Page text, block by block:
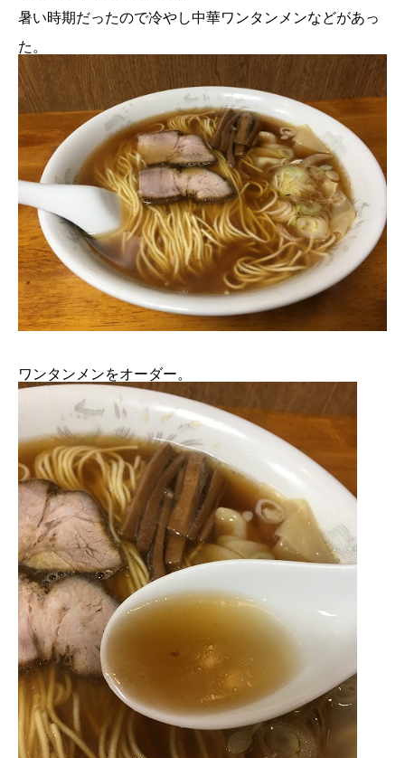
暑い時期だったので冷やし中華ワンタンメンなどがあっ
た。
ワンタンメンをオーダー。